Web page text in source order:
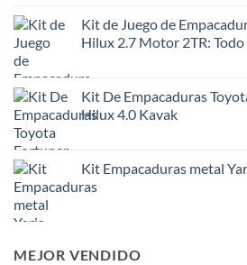
Kit de Juego de
Hilux 2.7 Motor 2TR:
Kit De Empacaduras
Hilux 4.0 Kavak
Kit Empacaduras metal
MEJOR VENDIDO